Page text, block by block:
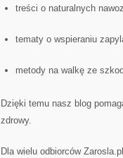
treści o naturalnych
tematy o wspieraniu
metody na walkę ze
Dzięki temu nasz blog
zdrowy.
Dla wielu odbiorców